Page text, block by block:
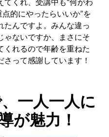
てくれ、受講中も“何がわ
的にやったらいいか”を
たんですよ。みんな違っ
ゃないですか、まさにそ
くれるので年齢を重ねた
って感謝しています！
、一人一人に
が魅力！